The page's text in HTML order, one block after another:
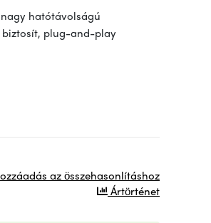
hatótávolságú
biztosít, plug-and-play
az összehasonlításhoz
Ártörténet